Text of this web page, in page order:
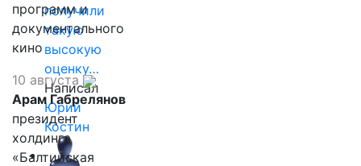
получили
такую
высокую
оценку…
Написал
Юрий
Костин
программ и
документального
кино
10 августа
Арам Габрелянов
президент
холдинга
«Балтийская